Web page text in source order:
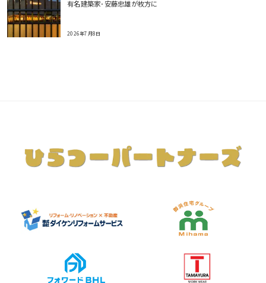
有名建築家･安藤忠雄が枚方に
2026年7月8日